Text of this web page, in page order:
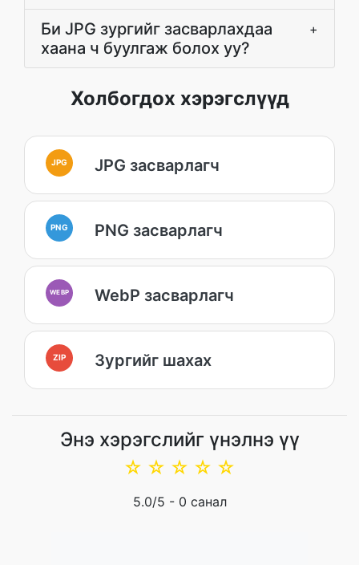
Би JPG зургийг засварлахдаа
хаана ч буулгаж болох уу?
+
Холбогдох хэрэгслүүд
JPG JPG засварлагч
PNG PNG засварлагч
WEBP WebP засварлагч
ZIP Зургийг шахах
Энэ хэрэгслийг үнэлнэ үү
☆
☆
☆
☆
☆
5.0/5 - 0 санал